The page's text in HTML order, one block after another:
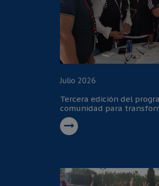
Julio 2026
Tercera edición del
comunidad para